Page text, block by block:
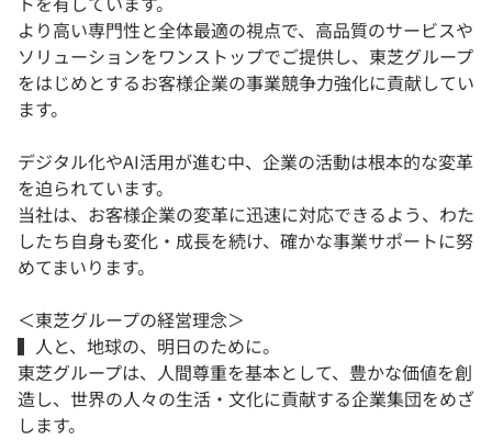
契約内容・クーポン
より高い専門性と全体最適の視点で、高品質のサービスや
ソリューションをワンストップでご提供し、東芝グループ
をはじめとするお客様企業の事業競争力強化に貢献してい
ます。
デジタル化やAI活用が進む中、企業の活動は根本的な変革
を迫られています。
当社は、お客様企業の変革に迅速に対応できるよう、わた
したち自身も変化・成長を続け、確かな事業サポートに努
めてまいります。
＜東芝グループの経営理念＞
▍人と、地球の、明日のために。
東芝グループは、人間尊重を基本として、豊かな価値を創
造し、世界の人々の生活・文化に貢献する企業集団をめざ
します。